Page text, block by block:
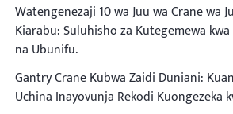
Watengenezaji 10 wa Juu wa Crane wa
Kiarabu: Suluhisho za Kutegemewa
na Ubunifu.
Gantry Crane Kubwa Zaidi Duniani:
Uchina Inayovunja Rekodi Kuongezeka